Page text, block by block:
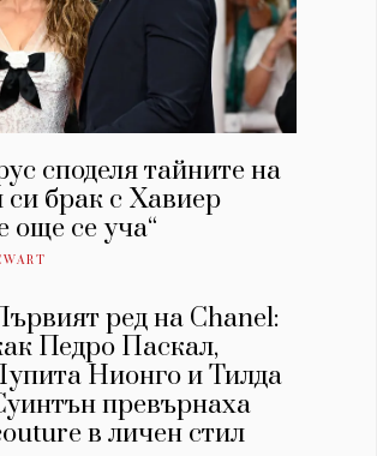
споделя тайните на
си брак с Хавиер
още се уча“
ред на Chanel:
Педро Паскал,
Нионго и Тилда
превърнаха
в личен стил